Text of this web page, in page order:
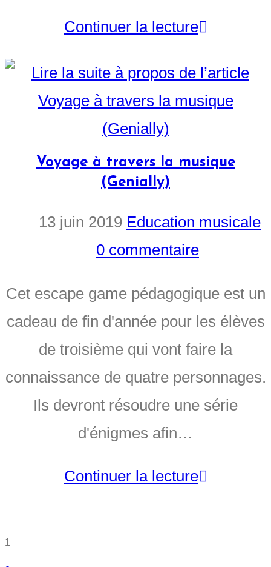
Continuer la lecture
Voyage à travers la musique
(Genially)
13 juin 2019 Education musicale
0 commentaire
Cet escape game pédagogique est un
cadeau de fin d'année pour les élèves
de troisième qui vont faire la
connaissance de quatre personnages.
Ils devront résoudre une série
d'énigmes afin…
Continuer la lecture
1